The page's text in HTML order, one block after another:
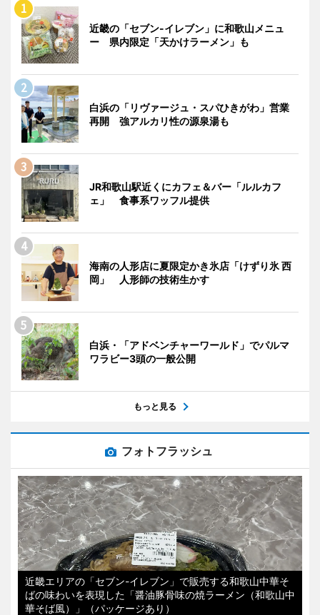
近畿の「セブン-イレブン」に和歌山メニュ
ー 県内限定「天かけラーメン」も
白浜の「リヴァージュ・スパひきがわ」営業
再開 強アルカリ性の源泉湯も
JR和歌山駅近くにカフェ＆バー「ルルカフ
ェ」 食事系ワッフル提供
海南の人形店に夏限定かき氷店「けずり氷 西
岡」 人形師の技術生かす
白浜・「アドベンチャーワールド」でパルマ
ワラビー3頭の一般公開
もっと見る
フォトフラッシュ
近畿エリアの「セブン-イレブン」で販売する和歌山中華そ
ばの味わいを表現した「醤油豚骨味の焼ラーメン（和歌山中
華そば風）」（パッケージあり）